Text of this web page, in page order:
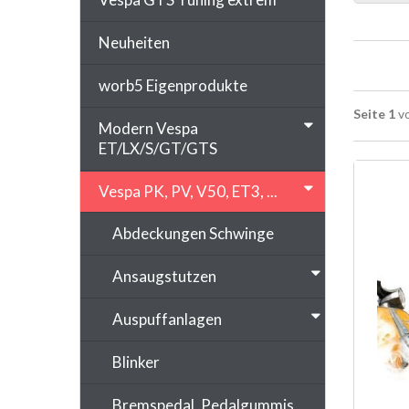
Seite 1
Neuheiten
worb5 Eigenprodukte
Modern Vespa
ET/LX/S/GT/GTS
Vespa PK, PV, V50, ET3, ...
Abdeckungen Schwinge
Ansaugstutzen
Auspuffanlagen
Blinker
Bremspedal, Pedalgummis